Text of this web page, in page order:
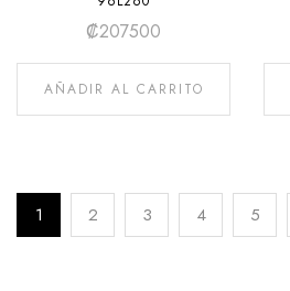
₡207500
AÑADIR AL CARRITO
1 2 3 4 5